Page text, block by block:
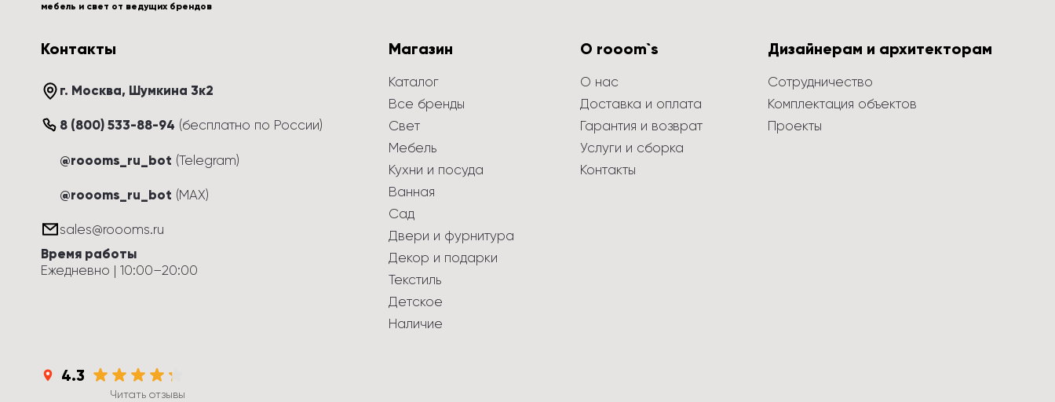
мебель и свет от ведущих брендов
Контакты
г. Москва, Шумкина 3к2
8 (800) 533-88-94 (бесплатно по России)
@roooms_ru_bot (Telegram)
@roooms_ru_bot (MAX)
sales@roooms.ru
Время работы
Ежедневно | 10:00–20:00
4.3
Читать отзывы
Магазин
Каталог
Все бренды
Свет
Мебель
Кухни и посуда
Ванная
Сад
Двери и фурнитура
Декор и подарки
Текстиль
Детское
Наличие
О rooom`s
О нас
Доставка и оплата
Гарантия и возврат
Услуги и сборка
Контакты
Дизайнерам и архитекторам
Сотрудничество
Комплектация объектов
Проекты